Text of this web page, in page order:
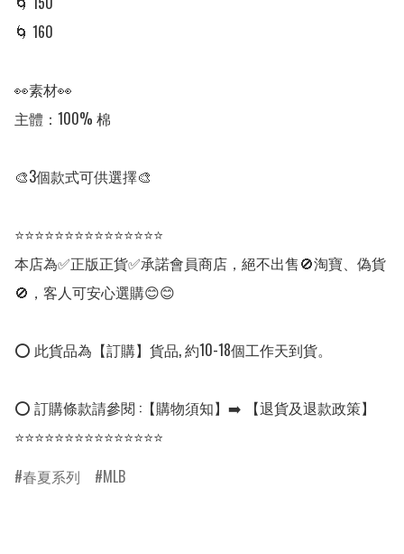
🌀 160
👀素材👀
主體：100% 棉
🎨3個款式可供選擇🎨
⭐⭐⭐⭐⭐⭐⭐⭐⭐⭐⭐⭐⭐⭐⭐
本店為✅正版正貨✅承諾會員商店，絕不出售🚫淘寶、偽貨
🚫，客人可安心選購😊😊
⭕ 此貨品為【訂購】貨品, 約10-18個工作天到貨。
⭕ 訂購條款請參閱 :【購物須知】➡️ 【退貨及退款政策】
⭐⭐⭐⭐⭐⭐⭐⭐⭐⭐⭐⭐⭐⭐⭐
春夏系列
MLB